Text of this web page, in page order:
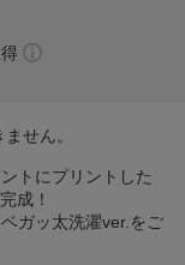
せん。
トにプリントした
成！
ガッ太洗濯ver.をご